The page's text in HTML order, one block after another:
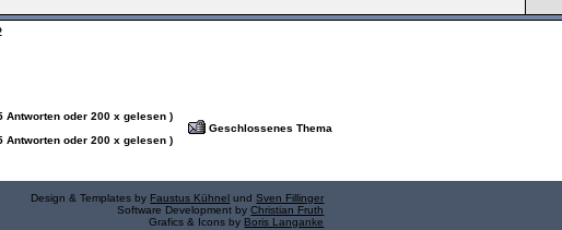
Antworten oder 200 x gelesen )
Geschlossenes Thema
Antworten oder 200 x gelesen )
Design & Templates by Faustus Kühnel undSven Fillinger
Software Development byChristian Fruth
Grafics & Icons by Boris Langanke